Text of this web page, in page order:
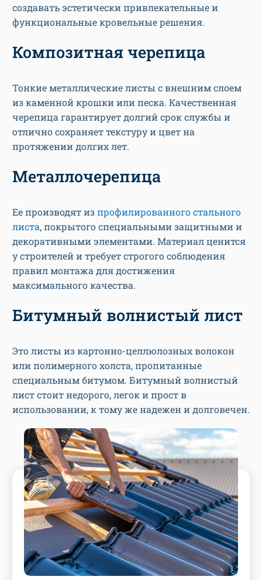
создавать эстетически привлекательные и
функциональные кровельные решения.
Композитная черепица
Тонкие металлические листы с внешним слоем
из каменной крошки или песка. Качественная
черепица гарантирует долгий срок службы и
отлично сохраняет текстуру и цвет на
протяжении долгих лет.
Металлочерепица
Ее производят изпрофилированного стального
листа, покрытого специальными защитными и
декоративными элементами. Материал ценится
у строителей и требует строгого соблюдения
правил монтажа для достижения
максимального качества.
Битумный волнистый лист
Это листы из картонно-целлюлозных волокон
или полимерного холста, пропитанные
специальным битумом. Битумный волнистый
лист стоит недорого, легок и прост в
использовании, к тому же надежен и долговечен.